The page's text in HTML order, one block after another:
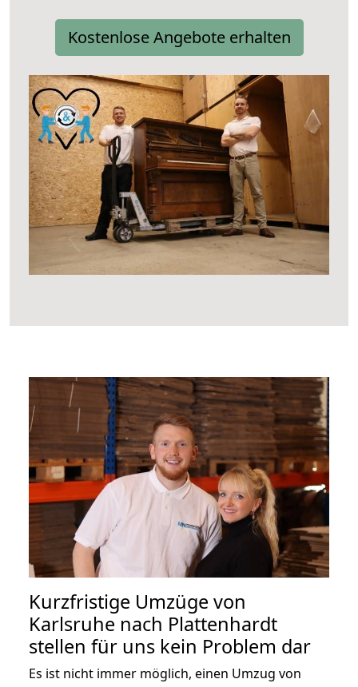
Kostenlose Angebote erhalten
Kurzfristige Umzüge von
Karlsruhe nach Plattenhardt
stellen für uns kein Problem dar
Es ist nicht immer möglich, einen Umzug von